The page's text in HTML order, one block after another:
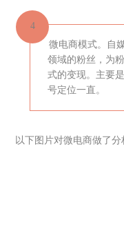
4
微电商模式。自
领域的粉丝，为
式的变现。主要
号定位一直。
以下图片对微电商做了分